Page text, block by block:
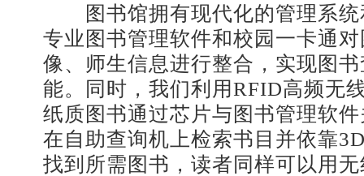
图书馆拥有现代化的管理系统
专业图书管理软件和校园一卡通
像、师生信息进行整合，实现图
能。同时，我们利用RFID高频无
纸质图书通过芯片与图书管理软
在自助查询机上检索书目并依靠
找到所需图书，读者同样可以用